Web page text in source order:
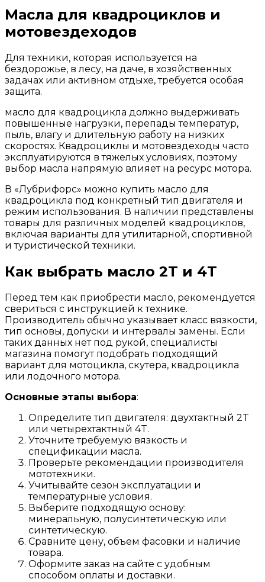
Масла для квадроциклов и
мотовездеходов
Для техники, которая используется на
бездорожье, в лесу, на даче, в хозяйственных
задачах или активном отдыхе, требуется особая
защита.
масло для квадроцикла должно выдерживать
повышенные нагрузки, перепады температур,
пыль, влагу и длительную работу на низких
скоростях. Квадроциклы и мотовездеходы часто
эксплуатируются в тяжелых условиях, поэтому
выбор масла напрямую влияет на ресурс мотора.
В «Лубрифорс» можно купить масло для
квадроцикла под конкретный тип двигателя и
режим использования. В наличии представлены
товары для различных моделей квадроциклов,
включая варианты для утилитарной, спортивной
и туристической техники.
Как выбрать масло 2T и 4T
Перед тем как приобрести масло, рекомендуется
свериться с инструкцией к технике.
Производитель обычно указывает класс вязкости,
тип основы, допуски и интервалы замены. Если
таких данных нет под рукой, специалисты
магазина помогут подобрать подходящий
вариант для мотоцикла, скутера, квадроцикла
или лодочного мотора.
Основные этапы выбора:
Определите тип двигателя: двухтактный 2T
или четырехтактный 4T.
Уточните требуемую вязкость и
спецификации масла.
Проверьте рекомендации производителя
мототехники.
Учитывайте сезон эксплуатации и
температурные условия.
Выберите подходящую основу:
минеральную, полусинтетическую или
синтетическую.
Сравните цену, объем фасовки и наличие
товара.
Оформите заказ на сайте с удобным
способом оплаты и доставки.